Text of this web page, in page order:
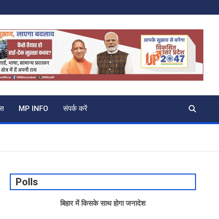
MP INFO संपर्क करें
Polls
बिहार में किसके साथ होगा जनादेश